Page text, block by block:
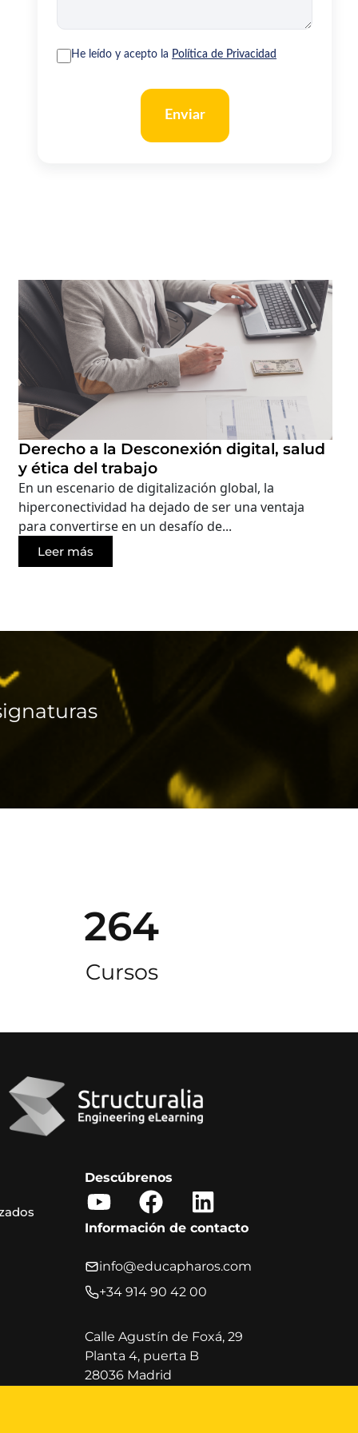
He leído y acepto la Política de Privacidad
Enviar
Derecho a la Desconexión digital, salud
y ética del trabajo
En un escenario de digitalización global, la
hiperconectividad ha dejado de ser una ventaja
para convertirse en un desafío de...
Leer más
264
Cursos
Descúbrenos
Y
o
t
u
e
F
a
e
b
o
k
L
i
k
e
i
Información de contacto
info@educapharos.com
+34 914 90 42 00
Calle Agustín de Foxá, 29
Planta 4, puerta B
28036 Madrid